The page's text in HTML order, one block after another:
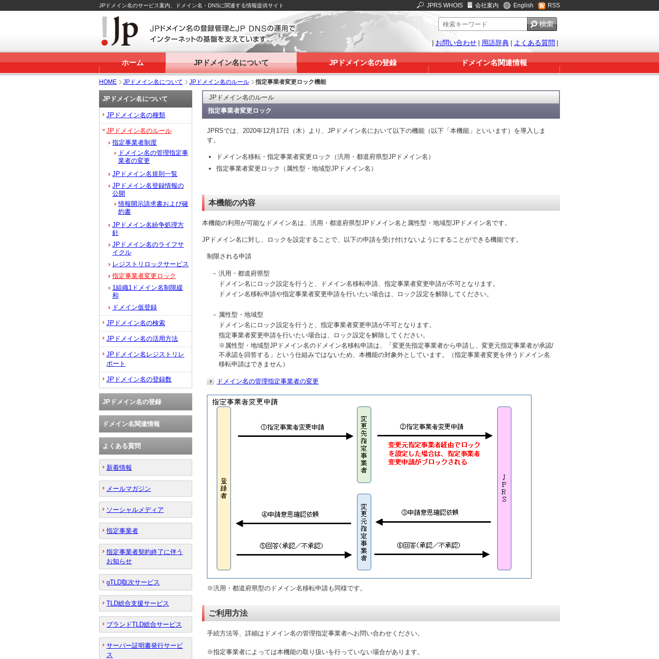
JPドメイン名のサービス案内、ドメイン名・DNSに関連する情報提供サイト JPRS WHOIS 会社案内 English RSS
| お問い合わせ | 用語辞典 | よくある質問 |
ホーム JPドメイン名について JPドメイン名の登録 ドメイン名関連情報
HOME JPドメイン名について JPドメイン名のルール 指定事業者変更ロック機能
JPドメイン名のルール
指定事業者変更ロック
JPRSでは、2020年12月17日（木）より、JPドメイン名において以下の機能（以下「本機能」といいます）を導入しま
す。
ドメイン名移転・指定事業者変更ロック（汎用・都道府県型JPドメイン名）
指定事業者変更ロック（属性型・地域型JPドメイン名）
本機能の内容
本機能の利用が可能なドメイン名は、汎用・都道府県型JPドメイン名と属性型・地域型JPドメイン名です。
JPドメイン名に対し、ロックを設定することで、以下の申請を受け付けないようにすることができる機能です。
制限される申請
－ 汎用・都道府県型
ドメイン名にロック設定を行うと、ドメイン名移転申請、指定事業者変更申請が不可となります。
ドメイン名移転申請や指定事業者変更申請を行いたい場合は、ロック設定を解除してください。
－ 属性型・地域型
ドメイン名にロック設定を行うと、指定事業者変更申請が不可となります。
指定事業者変更申請を行いたい場合は、ロック設定を解除してください。
※属性型・地域型JPドメイン名のドメイン名移転申請は、「変更先指定事業者から申請し、変更元指定事業者が承認/
不承認を回答する」という仕組みではないため、本機能の対象外としています。（指定事業者変更を伴うドメイン名
移転申請はできません）
ドメイン名の管理指定事業者の変更
※汎用・都道府県型のドメイン名移転申請も同様です。
ご利用方法
手続方法等、詳細はドメイン名の管理指定事業者へお問い合わせください。
※指定事業者によっては本機能の取り扱いを行っていない場合があります。
JPドメイン名について
JPドメイン名の種類
JPドメイン名のルール
指定事業者制度
ドメイン名の管理指定事
業者の変更
JPドメイン名規則一覧
JPドメイン名登録情報の
公開
情報開示請求書および確
約書
JPドメイン名紛争処理方
針
JPドメイン名のライフサ
イクル
レジストリロックサービス
指定事業者変更ロック
1組織1ドメイン名制限緩
和
ドメイン仮登録
JPドメイン名の検索
JPドメイン名の活用方法
JPドメイン名レジストリレ
ポート
JPドメイン名の登録数
JPドメイン名の登録
ドメイン名関連情報
よくある質問
新着情報
メールマガジン
ソーシャルメディア
指定事業者
指定事業者契約終了に伴う
お知らせ
gTLD取次サービス
TLD総合支援サービス
ブランドTLD総合サービス
サーバー証明書発行サービ
ス